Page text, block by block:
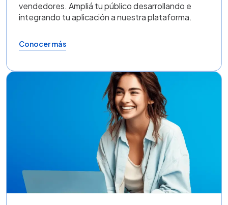
vendedores. Ampliá tu público desarrollando e
integrando tu aplicación a nuestra plataforma.
Conocer más